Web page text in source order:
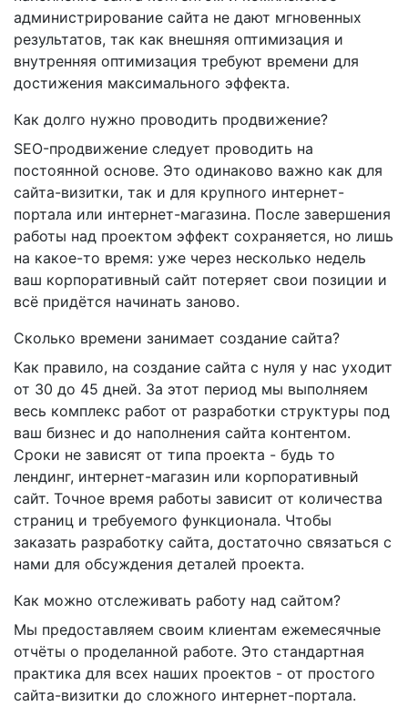
администрирование сайта не дают мгновенных
результатов, так как внешняя оптимизация и
внутренняя оптимизация требуют времени для
достижения максимального эффекта.
Как долго нужно проводить продвижение?
SEO-продвижение следует проводить на
постоянной основе. Это одинаково важно как для
сайта-визитки, так и для крупного интернет-
портала или интернет-магазина. После завершения
работы над проектом эффект сохраняется, но лишь
на какое-то время: уже через несколько недель
ваш корпоративный сайт потеряет свои позиции и
всё придётся начинать заново.
Сколько времени занимает создание сайта?
Как правило, на создание сайта с нуля у нас уходит
от 30 до 45 дней. За этот период мы выполняем
весь комплекс работ от разработки структуры под
ваш бизнес и до наполнения сайта контентом.
Сроки не зависят от типа проекта - будь то
лендинг, интернет-магазин или корпоративный
сайт. Точное время работы зависит от количества
страниц и требуемого функционала. Чтобы
заказать разработку сайта, достаточно связаться с
нами для обсуждения деталей проекта.
Как можно отслеживать работу над сайтом?
Мы предоставляем своим клиентам ежемесячные
отчёты о проделанной работе. Это стандартная
практика для всех наших проектов - от простого
сайта-визитки до сложного интернет-портала.